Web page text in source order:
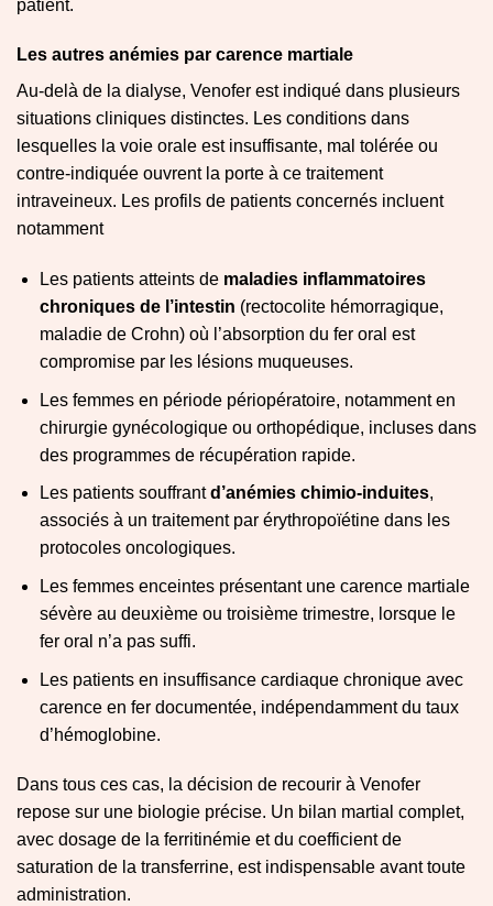
patient.
Les autres anémies par carence martiale
Au-delà de la dialyse, Venofer est indiqué dans plusieurs
situations cliniques distinctes. Les conditions dans
lesquelles la voie orale est insuffisante, mal tolérée ou
contre-indiquée ouvrent la porte à ce traitement
intraveineux. Les profils de patients concernés incluent
notamment
Les patients atteints de maladies inflammatoires
chroniques de l’intestin (rectocolite hémorragique,
maladie de Crohn) où l’absorption du fer oral est
compromise par les lésions muqueuses.
Les femmes en période périopératoire, notamment en
chirurgie gynécologique ou orthopédique, incluses dans
des programmes de récupération rapide.
Les patients souffrantd’anémies chimio-induites,
associés à un traitement par érythropoïétine dans les
protocoles oncologiques.
Les femmes enceintes présentant une carence martiale
sévère au deuxième ou troisième trimestre, lorsque le
fer oral n’a pas suffi.
Les patients en insuffisance cardiaque chronique avec
carence en fer documentée, indépendamment du taux
d’hémoglobine.
Dans tous ces cas, la décision de recourir à Venofer
repose sur une biologie précise. Un bilan martial complet,
avec dosage de la ferritinémie et du coefficient de
saturation de la transferrine, est indispensable avant toute
administration.